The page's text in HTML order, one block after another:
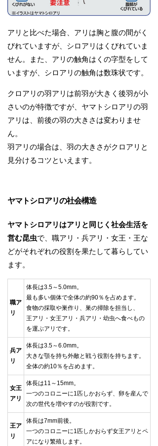
アリと比べた場合、アリは胸と腹の間がく
びれていますが、シロアリはくびれていま
せん。また、アリの触角はくの字型をして
いますが、シロアリの触角は数珠状です。
クロアリの羽アリは前羽が大きく後羽が小
さいのが特徴ですが、ヤマトシロアリの羽
アリは、前後の羽の大きさは変わりませ
ん。
羽アリの場合は、羽の大きさがクロアリと
見分けるコツといえます。
ヤマトシロアリの社会構造
ヤマトシロアリはアリと同じく社会生活を
営む昆虫で、職アリ・兵アリ・女王・王な
どがそれぞれの役割を果たして暮らしてい
ます。
職ア
リ
体長は3.5～5.0mm。
最も多い個体で全体の約90％を占めます。
食物の採取や巣作り、巣の掃除を担当し、
王アリ・女王アリ・兵アリ・幼虫へ食べもの
を運ぶアリです。
兵ア
リ
体長は3.5～6.0mm。
大きな顎を持ち外敵と戦う役割を持ちます。
全体の約10％を占めます。
女王
アリ
体長は11～15mm。
一つのコロニーに1匹しかおらず、卵を産んで
次の世代を増やすのが役割です。
王ア
リ
体長は7mm前後。
一つのコロニーに1匹しかおらず女王アリとペ
アになり繁殖します。